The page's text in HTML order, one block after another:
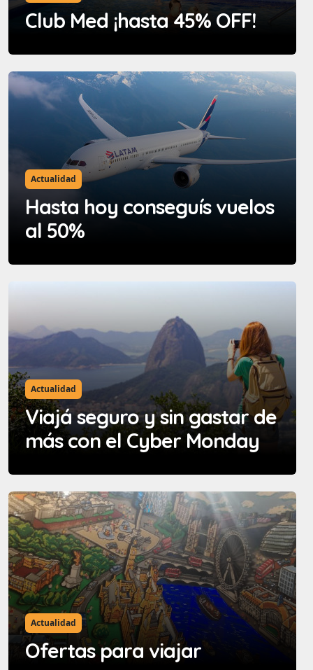
Club Med ¡hasta 45% OFF!
Actualidad
Hasta hoy conseguís vuelos
al 50%
Actualidad
Viajá seguro y sin gastar de
más con el Cyber Monday
Actualidad
Ofertas para viajar